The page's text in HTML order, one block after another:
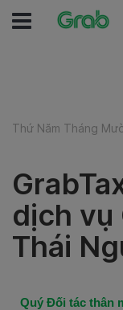
Thứ Năm Tháng
dịch vụ
Thái
Quý Đối tác thân